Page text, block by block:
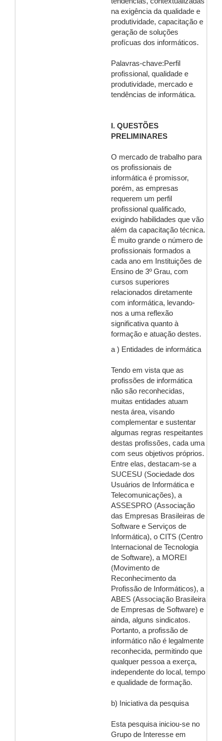
na exigência da qualidade e
produtividade, capacitação e
geração de soluções
profícuas dos informáticos.
Palavras-chave:Perfil
profissional, qualidade e
produtividade, mercado e
tendências de informática.
I. QUESTÕES
PRELIMINARES
O mercado de trabalho para
os profissionais de
informática é promissor,
porém, as empresas
requerem um perfil
profissional qualificado,
exigindo habilidades que vão
além da capacitação técnica.
É muito grande o número de
profissionais formados a
cada ano em Instituições de
Ensino de 3º Grau, com
cursos superiores
relacionados diretamente
com informática, levando-
nos a uma reflexão
significativa quanto à
formação e atuação destes.
a ) Entidades de informática
Tendo em vista que as
profissões de informática
não são reconhecidas,
muitas entidades atuam
nesta área, visando
complementar e sustentar
algumas regras respeitantes
destas profissões, cada uma
com seus objetivos próprios.
Entre elas, destacam-se a
SUCESU (Sociedade dos
Usuários de Informática e
Telecomunicações), a
ASSESPRO (Associação
das Empresas Brasileiras de
Software e Serviços de
Informática), o CITS (Centro
Internacional de Tecnologia
de Software), a MOREI
(Movimento de
Reconhecimento da
Profissão de Informáticos), a
ABES (Associação Brasileira
de Empresas de Software) e
ainda, alguns sindicatos.
Portanto, a profissão de
informático não é legalmente
reconhecida, permitindo que
qualquer pessoa a exerça,
independente do local, tempo
e qualidade de formação.
b) Iniciativa da pesquisa
Esta pesquisa iniciou-se no
Grupo de Interesse em